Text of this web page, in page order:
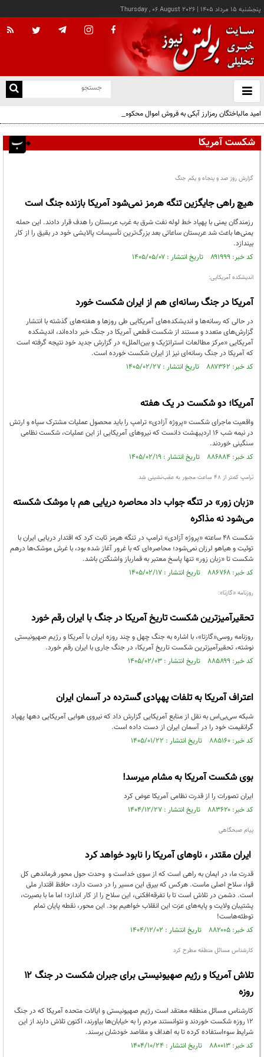
پنجشنبه ۱۵ مرداد ۱۴۰۵ |
Thursday , 06 August 2026
باز
و
امید مالباختگان رمزارز آبکی به فروش اموال محکومان
شکست آمریکا
گزارش روز صد و پنجاه و یکم جنگ
هیچ راهی جایگزین تنگه هرمز نمی‌شود آمریکا بازنده جنگ است
رزمندگان یمنی با پهپاد خط لوله نفت شرق به غرب عربستان را هدف قرار دادند. این حمله
یمنی‌ها باعث شد عربستان ساعاتی بعد بزرگ‌ترین تأسیسات پالایشی خود در بقیق را از کار
بیندازد.
کد خبر: ۸۹۱۹۹۹ تاریخ انتشار : ۱۴۰۵/۰۵/۰۷
اندیشکده آمریکایی:
آمریکا در جنگ رسانه‌ای هم از ایران شکست خورد
در حالی که رسانه‌ها و اندیشکده‌های آمریکایی طی روزها و هفته‌های گذشته با انتشار
گزارش‌های متعدد و مستند از شکست قطعی آمریکا در جنگ خبر داده‌اند، اندیشکده
آمریکایی «مرکز مطالعات استراتژیک و بین‌الملل» در گزارش جدید خود نتیجه گرفته است
که آمریکا در جنگ رسانه‌ای نیز از ایران شکست خورده است.
کد خبر: ۸۸۷۳۶۲ تاریخ انتشار : ۱۴۰۵/۰۲/۲۷
آمریکا؛ دو شکست در یک هفته
واقعیت ماجرای شکست «پروژه آزادی» ترامپ را باید محصول عملیات مشترک سپاه و ارتش
در نیمه شب ۱۶ اردیبهشت دانست که نیروهای آمریکایی از این عملیات‌، شکست نظامی
سنگینی خوردند.
کد خبر: ۸۸۶۸۸۴ تاریخ انتشار : ۱۴۰۵/۰۲/۱۹
ترامپ کمتر از 48 ساعت مجبور به عقب‌نشینی شد
«زبان زور» در تنگه جواب داد محاصره دریایی هم با موشک شکسته
می‌شود نه مذاکره
شکست ۴۸ ساعته «پروژه آزادی» ترامپ در تنگه هرمز ثابت کرد که اقتدار دریایی ایران با
توئیت و هیاهو لرزان نمی‌شود؛ محاصره‌ای که با غرور آغاز شده بود، با غرش موشک‌ها درهم
شکست تا «زبان زور» تنها پاسخ معتبر به قمارباز واشنگتن باشد.
کد خبر: ۸۸۶۷۶۸ تاریخ انتشار : ۱۴۰۵/۰۲/۱۷
روزنامه «گازتا»:
تحقیرآمیزترین شکست تاریخ آمریکا در جنگ با ایران رقم خورد
روزنامه روسی«گازتا»، با اشاره به جنگ چهل و چند روزه ایران با آمریکا و رژیم صهیونیستی
نوشته، تحقیر‌آمیزترین شکست تاریخ آمریکا، در جنگ جاری با ایران رقم خورد.
کد خبر: ۸۸۵۸۹۹ تاریخ انتشار : ۱۴۰۵/۰۲/۰۳
اعتراف آمریکا به تلفات پهپادی گسترده در آسمان ایران
شبکه سی‌بی‌اس به نقل از منابع آمریکایی گزارش داد که نیروی هوایی آمریکایی دهها پهپاد
گرانقیمت خود را در آسمان ایران از دست داده است.
کد خبر: ۸۸۵۱۶۰ تاریخ انتشار : ۱۴۰۵/۰۱/۲۲
بوی شکست آمریکا به مشام میرسد!
ایران تصورات را از قدرت نظامی آمریکا عوض کرد
کد خبر: ۸۸۳۶۲۰ تاریخ انتشار : ۱۴۰۴/۱۲/۲۷
پیام صبحگاهی
ایران مقتدر ، ناوهای آمریکا را نابود خواهد کرد
قدرت ما، در ایمان به راهی است که از سوی خداست و وحدت حول محور فرماندهی کل
قوا، سلاح اصلی ماست. هرکس که بیرق این مسیر را در دست دارد، حافظ اقتدار ملی
است. دشمن در تلاش است تا با تفرقه‌افکنی، این سلاح را از کار اندازد؛ اما ما با بصیرت،
پشتیبان ولایت و پایه‌های عزت این انقلاب خواهیم بود. این محور، نقطه پایان تمام
توطئه‌هاست!
کد خبر: ۸۸۲۰۰۵ تاریخ انتشار : ۱۴۰۴/۱۲/۰۲
کارشناس مسائل منطقه مطرح کرد
تلاش آمریکا و رژیم صهیونیستی برای جبران شکست در جنگ ۱۲
روزه
کارشناس مسائل منطقه معتقد است رژیم صهیونیستی و ایالات متحده آمریکا که در جنگ
۱۲ روزه شکست خوردند و نتوانستند مردم را به خیابان‌ها بیاورند، اکنون تلاش دارند از این
شرایط سوءاستفاده کرده تا به اهداف و مقاصد خودشان برسند.
کد خبر: ۸۸۰۰۱۳ تاریخ انتشار : ۱۴۰۴/۱۰/۲۴